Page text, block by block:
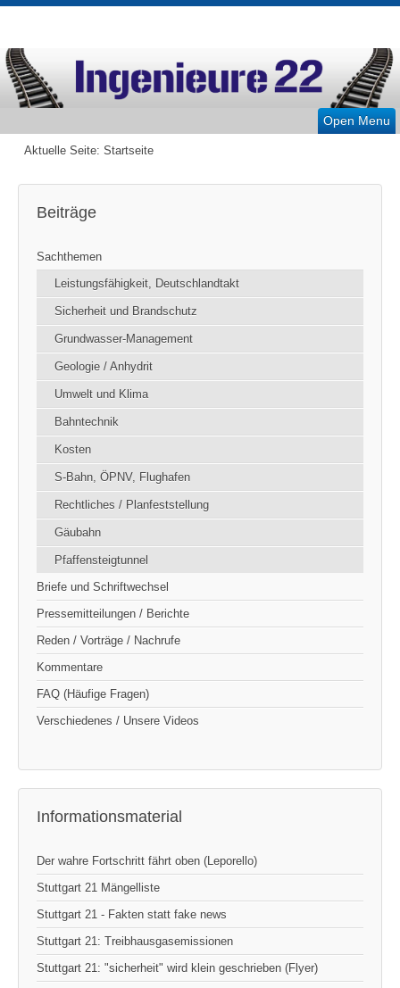
Open Menu
Aktuelle Seite: Startseite
Beiträge
Sachthemen
Leistungsfähigkeit, Deutschlandtakt
Sicherheit und Brandschutz
Grundwasser-Management
Geologie / Anhydrit
Umwelt und Klima
Bahntechnik
Kosten
S-Bahn, ÖPNV, Flughafen
Rechtliches / Planfeststellung
Gäubahn
Pfaffensteigtunnel
Briefe und Schriftwechsel
Pressemitteilungen / Berichte
Reden / Vorträge / Nachrufe
Kommentare
FAQ (Häufige Fragen)
Verschiedenes / Unsere Videos
Informationsmaterial
Der wahre Fortschritt fährt oben (Leporello)
Stuttgart 21 Mängelliste
Stuttgart 21 - Fakten statt fake news
Stuttgart 21: Treibhausgasemissionen
Stuttgart 21: "sicherheit" wird klein geschrieben (Flyer)